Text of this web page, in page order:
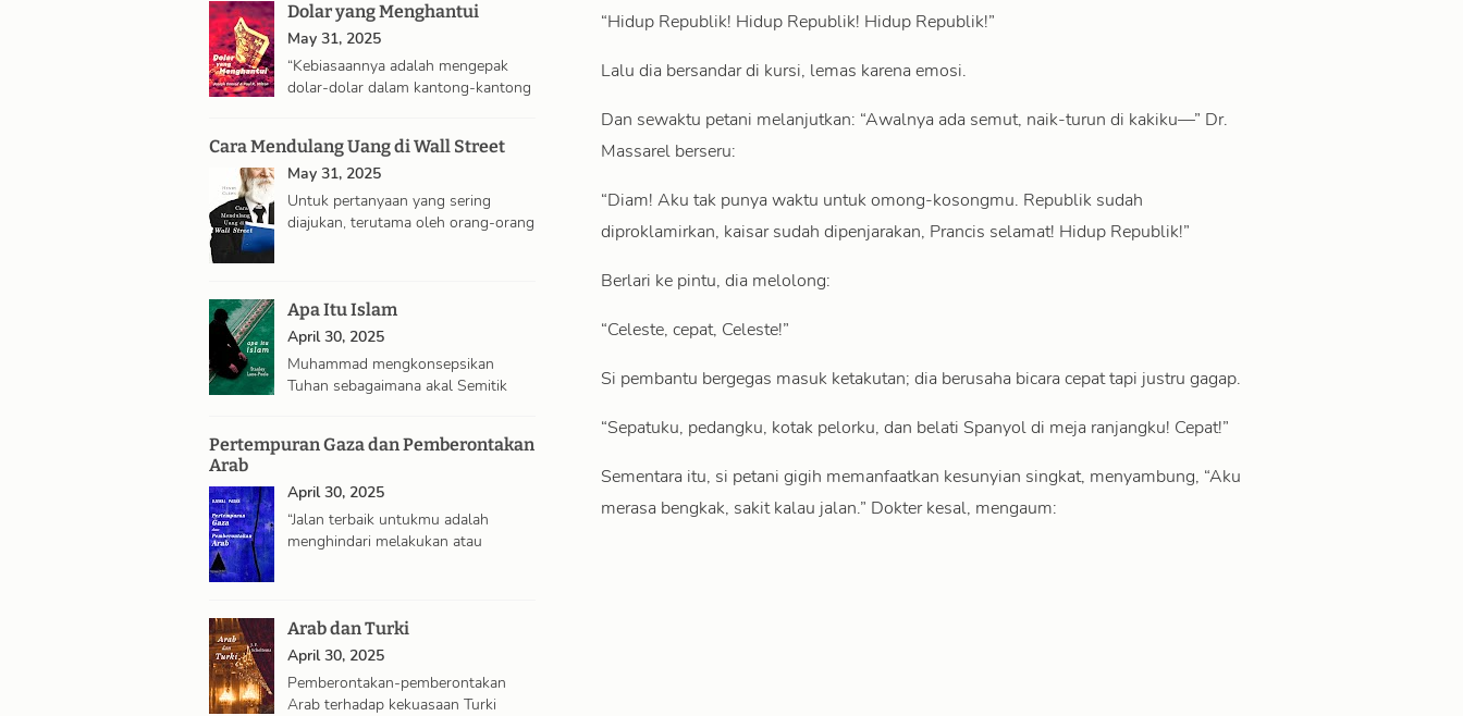
“Hidup Republik! Hidup Republik! Hidup Republik!”
Lalu dia bersandar di kursi, lemas karena emosi.
Dan sewaktu petani melanjutkan: “Awalnya ada semut, naik-turun di kakiku—” Dr.
Massarel berseru:
“Diam! Aku tak punya waktu untuk omong-kosongmu. Republik sudah
diproklamirkan, kaisar sudah dipenjarakan, Prancis selamat! Hidup Republik!”
Berlari ke pintu, dia melolong:
“Celeste, cepat, Celeste!”
Si pembantu bergegas masuk ketakutan; dia berusaha bicara cepat tapi justru gagap.
“Sepatuku, pedangku, kotak pelorku, dan belati Spanyol di meja ranjangku! Cepat!”
Sementara itu, si petani gigih memanfaatkan kesunyian singkat, menyambung, “Aku
merasa bengkak, sakit kalau jalan.” Dokter kesal, mengaum:
Dolar yang Menghantui
May 31, 2025
“Kebiasaannya adalah mengepak
dolar-dolar dalam kantong-kantong
Cara Mendulang Uang di Wall Street
May 31, 2025
Untuk pertanyaan yang sering
diajukan, terutama oleh orang-orang
Apa Itu Islam
April 30, 2025
Muhammad mengkonsepsikan
Tuhan sebagaimana akal Semitik
Pertempuran Gaza dan Pemberontakan
Arab
April 30, 2025
“Jalan terbaik untukmu adalah
menghindari melakukan atau
Arab dan Turki
April 30, 2025
Pemberontakan-pemberontakan
Arab terhadap kekuasaan Turki